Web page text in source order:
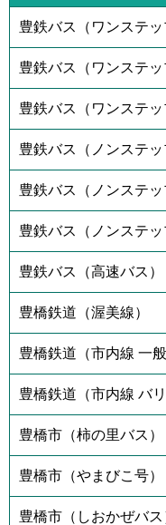
豊鉄バス（ワンステッ
豊鉄バス（ワンステ
豊鉄バス（ワンステ
豊鉄バス（ノンステッ
豊鉄バス（ノンステ
豊鉄バス（ノンステ
豊鉄バス（高速バス）
豊橋鉄道（渥美線）
豊橋鉄道（市内線 一般
豊橋鉄道（市内線 バ
豊橋市（柿の里バス）
豊橋市（やまびこ号）
豊橋市（しおかぜバス